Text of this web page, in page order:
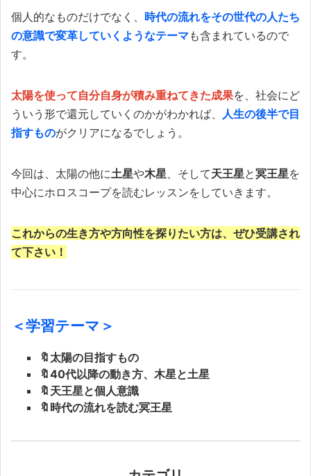
個人的なものだけでなく、 時代の流れをその世代の人たち
の意識で変革していくようなテーマ も含まれているので
す。
太陽を使って自分自身が積み重ねてきた成果を、社会にど
ういう形で還元していくのかがわかれば、 人生の後半で目
指すものがクリアになるでしょう。
今回は、太陽の他に土星や木星、そして天王星と冥王星を
中心にホロスコープを読むレッスンをしていきます。
これからの生き方や方向性を探りたい方は、ぜひ受講され
て下さい！
＜学習テーマ＞
🔖太陽の目指すもの
🔖40代以降の動き方、木星と土星
🔖天王星と個人意識
🔖時代の流れを読む冥王星